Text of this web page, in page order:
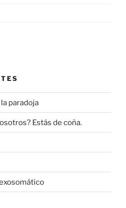
paradoja
Estás de coña.